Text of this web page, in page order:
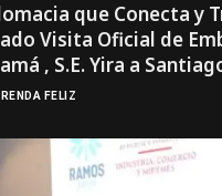
que Conecta y
Visita Oficial de
, S.E. Yira a
FELIZ